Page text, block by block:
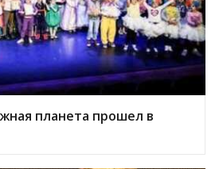
планета прошел в